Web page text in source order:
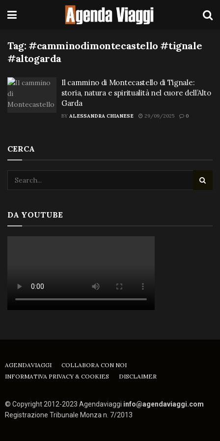
Tag: #camminodimontecastello #tignale
#altogarda
Il cammino di Montecastello di Tignale:
storia, natura e spiritualità nel cuore dell’Alto
Garda
BY ALESSANDRA CHIANESE 29/09/2025 0
CERCA
DA YOUTUBE
AGENDAVIAGGI
COLLABORA CON NOI
INFORMATIVA PRIVACY & COOKIES
DISCLAIMER
© Copyright 2012-2023 Agendaviaggi info@agendaviaggi.com
Registrazione Tribunale Monza n. 7/2013